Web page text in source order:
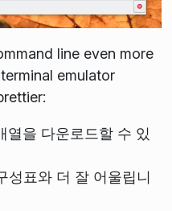
line even more
emulator
열을 다운로드할 수 있
성표와 더 잘 어울립니